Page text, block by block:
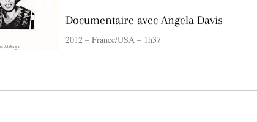
Documentaire avec Angela Davis
2012 – France/USA – 1h37